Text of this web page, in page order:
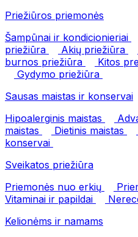
Priežiūros priemonės
Šampūnai ir kondicionieriai
priežiūra
Akių priežiūra
burnos priežiūra
Kitos
Gydymo priežiūra
Sausas maistas ir konservai
Hipoalerginis maistas
maistas
Dietinis maistas
konservai
Sveikatos priežiūra
Priemonės nuo erkių
Vitaminai ir papildai
Kelionėms ir namams